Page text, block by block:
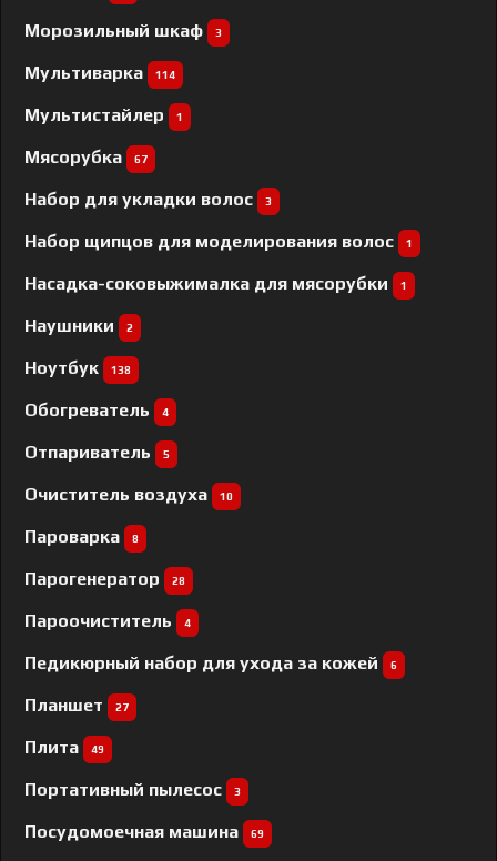
Морозильный шкаф 3
Мультиварка 114
Мультистайлер 1
Мясорубка 67
Набор для укладки волос 3
Набор щипцов для моделирования волос 1
Насадка-соковыжималка для мясорубки 1
Наушники 2
Ноутбук 138
Обогреватель 4
Отпариватель 5
Очиститель воздуха 10
Пароварка 8
Парогенератор 28
Пароочиститель 4
Педикюрный набор для ухода за кожей 6
Планшет 27
Плита 49
Портативный пылесос 3
Посудомоечная машина 69